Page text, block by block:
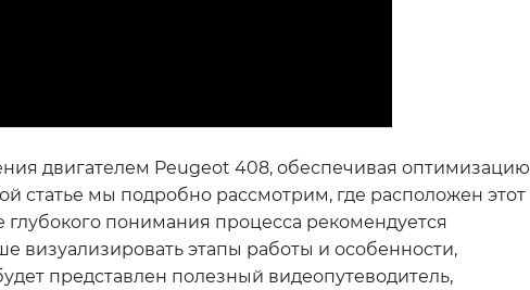
двигателем Peugeot 408, обеспечивая оптимизацию
статье мы подробно рассмотрим, где расположен этот
понимания процесса рекомендуется
визуализировать этапы работы и особенности,
представлен полезный видеопутеводитель,